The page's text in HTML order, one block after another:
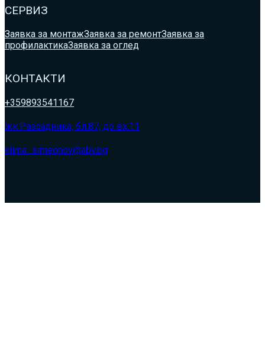
СЕРВИЗ
Заявка за монтажЗаявка за ремонтЗаявка за
профилактикаЗаявка за оглед
КОНТАКТИ
+359893541167
жк.Разсадника, бл.87, до вх.11
klima_simeonov@abv.bg